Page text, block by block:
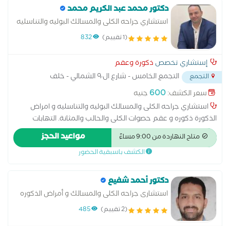
وحسوات المسالك البوليه بدون جراحة -علاج حصوات الكلى
والمسالك بالليزر
دكتور محمد عبد الكريم محمد
استشاري جراحه الكلى والمسالك البوليه والتناسليه
و امراض الذكورة
(1 تقييم) 832
إستشاري تخصص ذكورة وعقم
التجمع
التجمع الخامس - شارع ال٩٠ الشمالي - خلف
المستشفي الجوي...سعر الكشف:600 جنيه
استشاري جراحه الكلى والمسالك البوليه والتناسليه و امراض
الذكورة ذكوره و عقم حصوات الكلى والحالب والمثانة. التهابات
المسالك البولية المتكررة. انسداد أو ضيق مجرى البول. مشاكل التبول
مثل الحرقان أو كثرة التبول التهابات المثانة. ضعف التحكم في البول
(سلس البول). مشاكل تخزين أو تفريغ البول
متاح النهاردة من 9:00 مساءً مواعيد الحجز
الكشف باسبقية الحضور
دكتور أحمد شفيع
استشارى جراحه الكلى والمسالك و أمراض الذكوره
والعقم.
(2 تقييم) 485